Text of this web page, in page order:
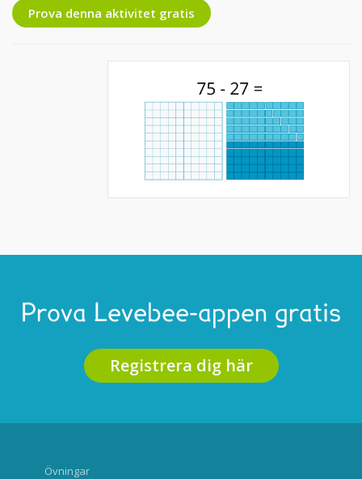
Prova denna aktivitet gratis
Prova Levebee-appen gratis
Registrera dig här
Övningar